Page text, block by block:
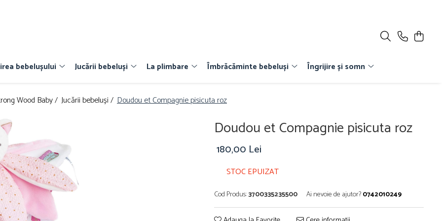
bebelușului Jucării bebeluși La plimbare Îmbrăcăminte bebeluși Îngrijire și somn
Wood Baby / Jucării bebeluși / Doudou et Compagnie pisicuta roz
Doudou et Compagnie pisicuta roz
180,00 Lei
STOC EPUIZAT
Cod Produs:3700335235500 Ai nevoie de ajutor?0742010249